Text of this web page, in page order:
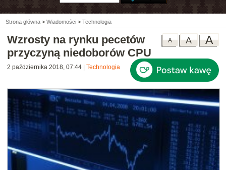
Strona główna > Wiadomości > Technologia
A
A
A
Wzrosty na rynku pecetów
przyczyną niedoborów CPU
2 października 2018, 07:44 Technologia